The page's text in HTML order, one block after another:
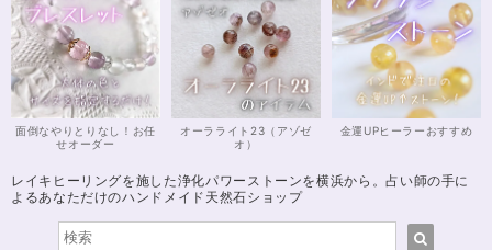
面倒なやりとりなし！お任
せオーダー
オーラライト23（アゾゼ
オ）
金運UPヒーラーおすすめ
レイキヒーリングを施した浄化パワーストーンを横浜から。占い師の手に
よるあなただけのハンドメイド天然石ショップ